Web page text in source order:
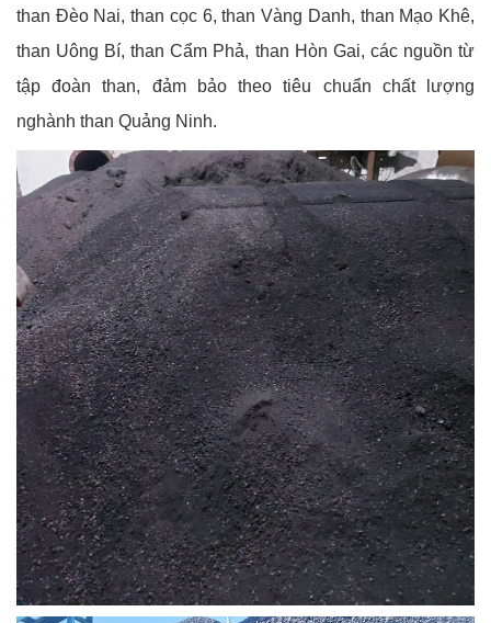
than Đèo Nai, than cọc 6, than Vàng Danh, than Mạo Khê,
than Uông Bí, than Cẩm Phả, than Hòn Gai, các nguồn từ
tập đoàn than, đảm bảo theo tiêu chuẩn chất lượng
nghành than Quảng Ninh.